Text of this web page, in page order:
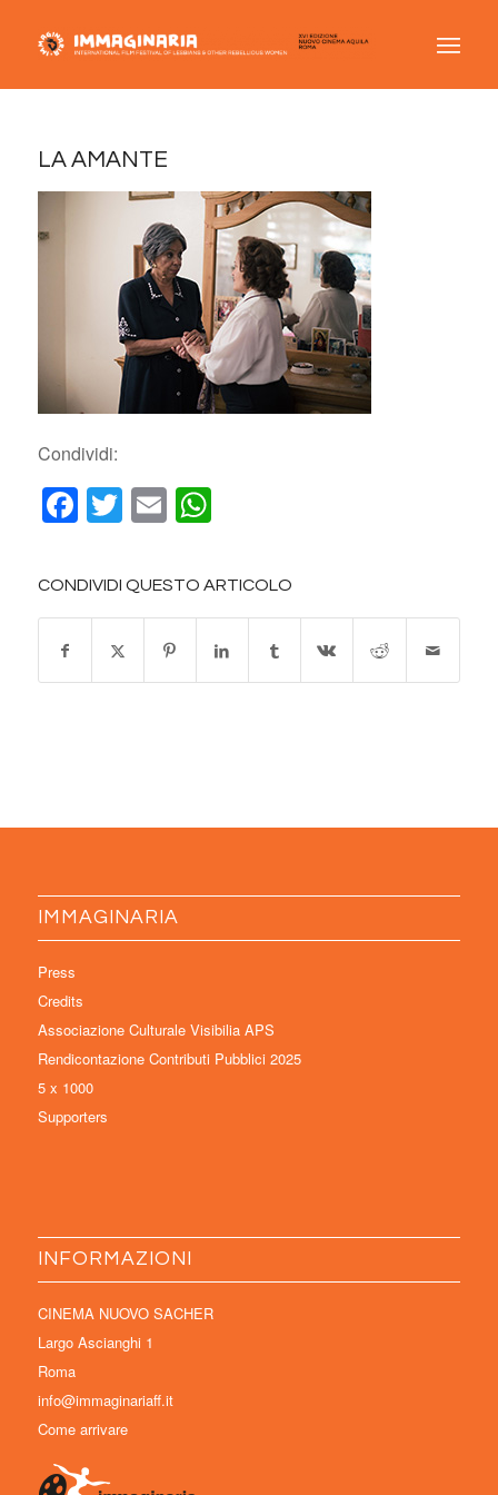
LA AMANTE
Condividi:
Facebook
Twitter
EmailWhatsApp
CONDIVIDI QUESTO ARTICOLO
IMMAGINARIA
Press
Credits
Associazione Culturale Visibilia APS
Rendicontazione Contributi Pubblici 2025
5 x 1000
Supporters
INFORMAZIONI
CINEMA NUOVO SACHER
Largo Ascianghi 1
Roma
info@immaginariaff.it
Come arrivare